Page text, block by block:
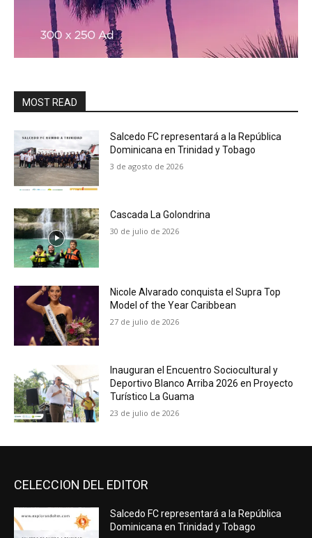
MOST READ
Salcedo FC representará a la República
Dominicana en Trinidad y Tobago
3 de agosto de 2026
Cascada La Golondrina
30 de julio de 2026
Nicole Alvarado conquista el Supra Top
Model of the Year Caribbean
27 de julio de 2026
Inauguran el Encuentro Sociocultural y
Deportivo Blanco Arriba 2026 en Proyecto
Turístico La Guama
23 de julio de 2026
CELECCION DEL EDITOR
Salcedo FC representará a la República
Dominicana en Trinidad y Tobago